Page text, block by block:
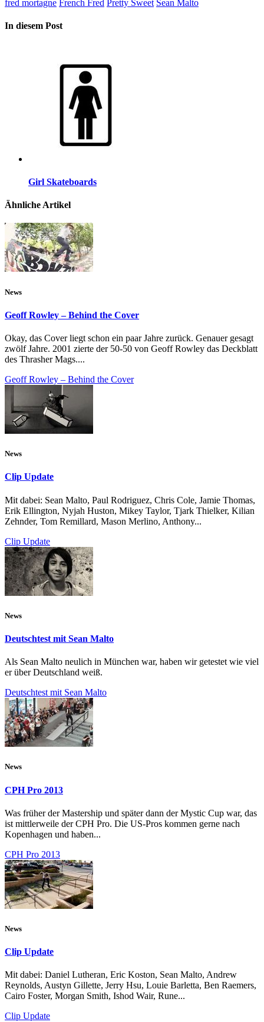
fred mortagne French Fred Pretty Sweet Sean Malto
In diesem Post
Girl Skateboards
Ähnliche Artikel
News
Geoff Rowley – Behind the Cover
Okay, das Cover liegt schon ein paar Jahre zurück. Genauer gesagt
zwölf Jahre. 2001 zierte der 50-50 von Geoff Rowley das Deckblatt
des Thrasher Mags....
Geoff Rowley – Behind the Cover
News
Clip Update
Mit dabei: Sean Malto, Paul Rodriguez, Chris Cole, Jamie Thomas,
Erik Ellington, Nyjah Huston, Mikey Taylor, Tjark Thielker, Kilian
Zehnder, Tom Remillard, Mason Merlino, Anthony...
Clip Update
News
Deutschtest mit Sean Malto
Als Sean Malto neulich in München war, haben wir getestet wie viel
er über Deutschland weiß.
Deutschtest mit Sean Malto
News
CPH Pro 2013
Was früher der Mastership und später dann der Mystic Cup war, das
ist mittlerweile der CPH Pro. Die US-Pros kommen gerne nach
Kopenhagen und haben...
CPH Pro 2013
News
Clip Update
Mit dabei: Daniel Lutheran, Eric Koston, Sean Malto, Andrew
Reynolds, Austyn Gillette, Jerry Hsu, Louie Barletta, Ben Raemers,
Cairo Foster, Morgan Smith, Ishod Wair, Rune...
Clip Update